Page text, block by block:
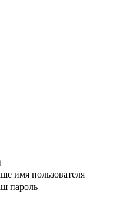
имя пользователя
пароль